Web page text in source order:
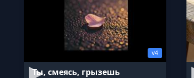
v4
Ты, смеясь, грызешь